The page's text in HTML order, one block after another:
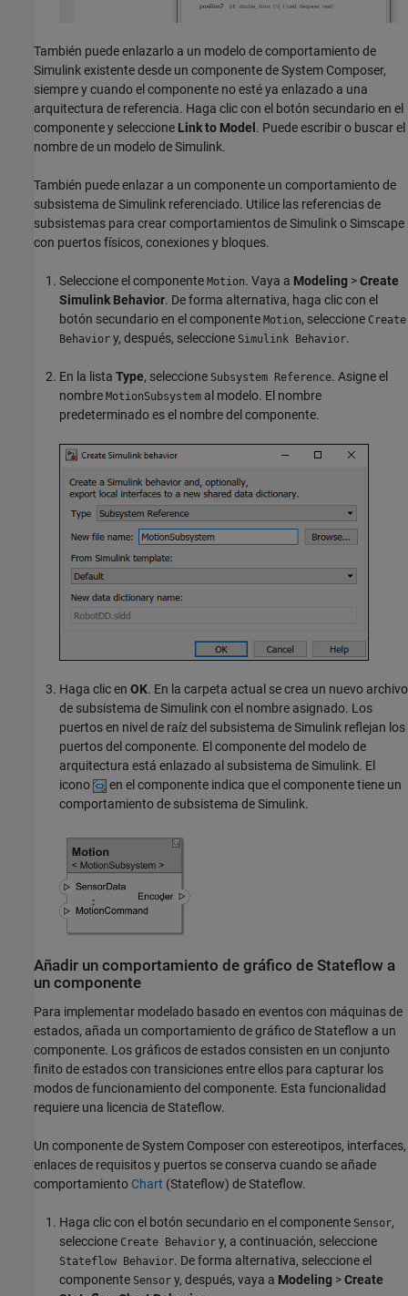
También puede enlazarlo a un modelo de comportamiento de
Simulink existente desde un componente de System Composer,
siempre y cuando el componente no esté ya enlazado a una
arquitectura de referencia. Haga clic con el botón secundario en el
componente y seleccione Link to Model . Puede escribir o buscar el
nombre de un modelo de Simulink.
También puede enlazar a un componente un comportamiento de
subsistema de Simulink referenciado. Utilice las referencias de
subsistemas para crear comportamientos de Simulink o Simscape
con puertos físicos, conexiones y bloques.
Seleccione el componente Motion. Vaya a Modeling >Create
Simulink Behavior. De forma alternativa, haga clic con el
botón secundario en el componente Motion, seleccione Create
Behavior y, después, seleccione Simulink Behavior.
En la lista Type, seleccione Subsystem Reference. Asigne el
nombre MotionSubsystem al modelo. El nombre
predeterminado es el nombre del componente.
Haga clic en OK. En la carpeta actual se crea un nuevo archivo
de subsistema de Simulink con el nombre asignado. Los
puertos en nivel de raíz del subsistema de Simulink reflejan los
puertos del componente. El componente del modelo de
arquitectura está enlazado al subsistema de Simulink. El
icono
en el componente indica que el componente tiene un
comportamiento de subsistema de Simulink.
Añadir un comportamiento de gráfico de Stateflow a
un componente
Para implementar modelado basado en eventos con máquinas de
estados, añada un comportamiento de gráfico de Stateflow a un
componente. Los gráficos de estados consisten en un conjunto
finito de estados con transiciones entre ellos para capturar los
modos de funcionamiento del componente. Esta funcionalidad
requiere una licencia de Stateflow.
Un componente de System Composer con estereotipos, interfaces,
enlaces de requisitos y puertos se conserva cuando se añade
comportamiento Chart (Stateflow) de Stateflow.
Haga clic con el botón secundario en el componente Sensor,
seleccione Create Behavior y, a continuación, seleccione
Stateflow Behavior. De forma alternativa, seleccione el
componente Sensor y, después, vaya a Modeling >Create